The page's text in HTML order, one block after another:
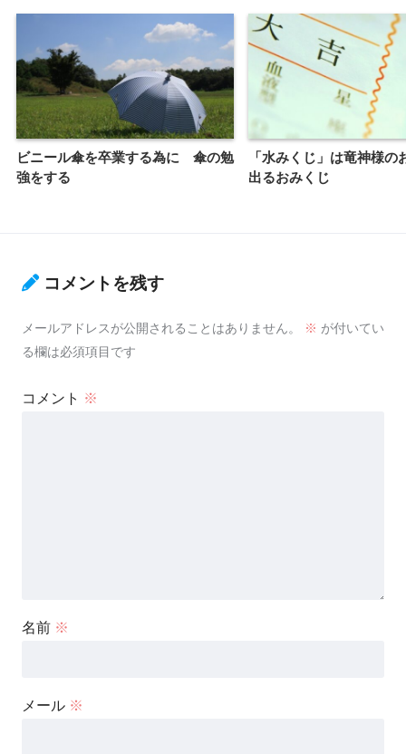
ビニール傘を卒業する為に 傘の勉
強をする
「水みくじ」は竜神様の
出るおみくじ
コメントを残す
メールアドレスが公開されることはありません。 ※ が付いてい
る欄は必須項目です
コメント ※
名前 ※
メール ※